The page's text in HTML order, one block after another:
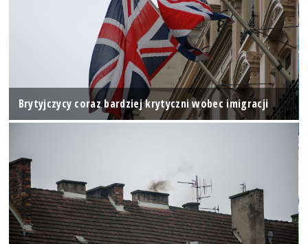
Brytyjczycy coraz bardziej krytyczni wobec imigracji